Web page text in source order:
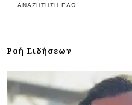
Ροή Ειδήσεων